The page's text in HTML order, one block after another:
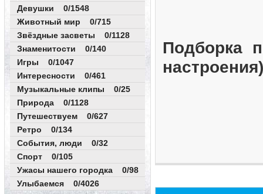
Девушки 0/1548
Животный мир 0/715
Звёздные засветы 0/1128
Знаменитости 0/140
Игры 0/1047
Интересности 0/461
Музыкальные клипы 0/25
Природа 0/1128
Путешествуем 0/627
Ретро 0/134
События, люди 0/32
Спорт 0/105
Ужасы нашего городка 0/98
Улыбаемся 0/4026
Подборка